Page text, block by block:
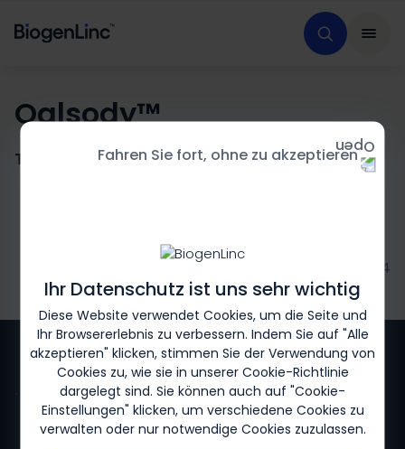
Ihr Datenschutz ist uns sehr wichtig
Diese Website verwendet Cookies, um die Seite und
Ihr Browsererlebnis zu verbessern. Indem Sie auf "Alle
akzeptieren" klicken, stimmen Sie der Verwendung von
Cookies zu, wie sie in unserer Cookie-Richtlinie
dargelegt sind. Sie können auch auf "Cookie-
Einstellungen" klicken, um verschiedene Cookies zu
verwalten oder nur notwendige Cookies zuzulassen.
Fahren Sie fort, ohne zu akzeptieren
Qalsody™
Tofersen
Biogen-249841_11.2024